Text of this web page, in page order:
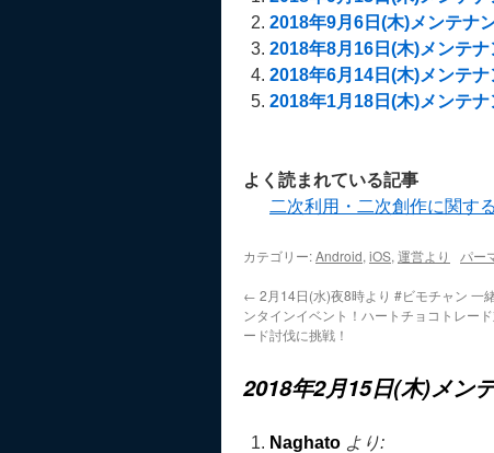
2018年9月6日(木)メンテナ
2018年8月16日(木)メンテ
2018年6月14日(木)メンテ
2018年1月18日(木)メンテ
よく読まれている記事
二次利用・二次創作に関す
カテゴリー:Android, iOS, 運営より パー
← 2月14日(水)夜8時より #ビモチャン 一
ンタインイベント！ハートチョコトレー
ード討伐に挑戦！
2018年2月15日(木)メン
Naghato より: